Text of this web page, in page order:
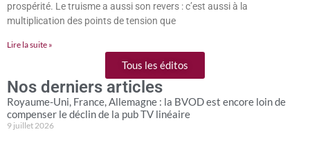
prospérité. Le truisme a aussi son revers : c’est aussi à la
multiplication des points de tension que
Lire la suite »
Tous les éditos
Nos derniers articles
Royaume-Uni, France, Allemagne : la BVOD est encore loin de
compenser le déclin de la pub TV linéaire
9 juillet 2026